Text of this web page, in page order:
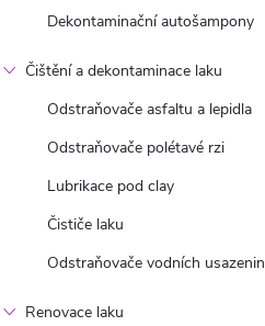
Dekontaminační autošampony
Čištění a dekontaminace laku
Odstraňovače asfaltu a lepidla
Odstraňovače polétavé rzi
Lubrikace pod clay
Čističe laku
Odstraňovače vodních usazenin
Renovace laku